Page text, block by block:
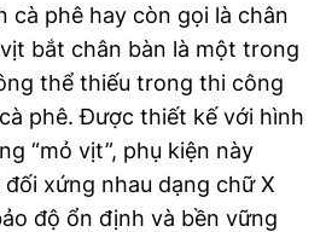
cà phê hay còn gọi là chân
bắt chân bàn là một trong
thể thiếu trong thi công
phê. Được thiết kế với hình
“mỏ vịt”, phụ kiện này
xứng nhau dạng chữ X
độ ổn định và bền vững